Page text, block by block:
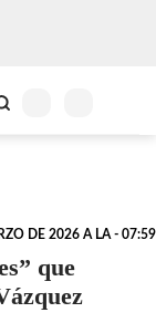
DE 2026 A LA - 07:59
que